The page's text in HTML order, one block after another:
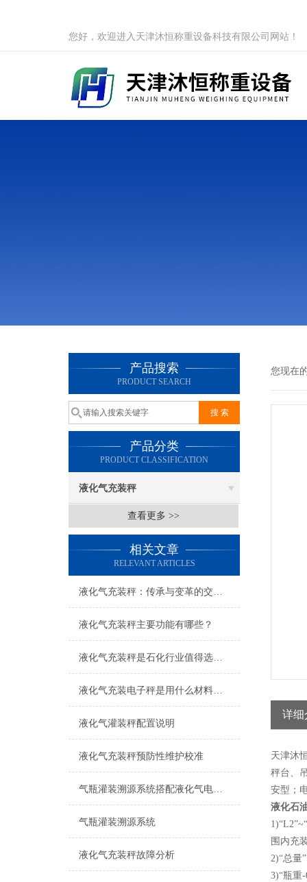
您好，欢迎进入天津沐恒称重设备科技有限公司网站！
产品搜索
PRODUCT SEARCH
产品分类
PRODUCT CLASSIFICATION
液化气充装秤
查看更多 >>
相关文章
RELEVANT ARTICLES
液化气充装秤：传承与变革的交织乐章
液化气充装秤主要功能有哪些？
液化气充装秤是石化行业值得选择的产品
液化气充装电子秤是用什么材料制造而成
液化气灌装秤配置说明
液化气充装秤预防性维护校准
气瓶灌装溯源系统搭配液化气电子秤的市场应用
气瓶灌装溯源系统
液化气充装秤故障分析
您现在
详细
天津沐
秤台、
安型；
液化石
围内充
2)“总量
3)“瓶重